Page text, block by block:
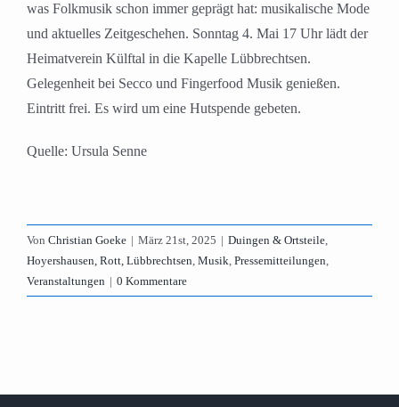
was Folkmusik schon immer geprägt hat: musikalische Mode
und aktuelles Zeitgeschehen. Sonntag 4. Mai 17 Uhr lädt der
Heimatverein Külftal in die Kapelle Lübbrechtsen.
Gelegenheit bei Secco und Fingerfood Musik genießen.
Eintritt frei. Es wird um eine Hutspende gebeten.
Quelle: Ursula Senne
Von Christian Goeke | März 21st, 2025 | Duingen & Ortsteile,
Hoyershausen, Rott, Lübbrechtsen, Musik, Pressemitteilungen,
Veranstaltungen | 0 Kommentare